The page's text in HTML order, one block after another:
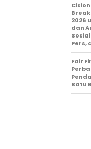
2026
dan
Pers,
Fair
Batu